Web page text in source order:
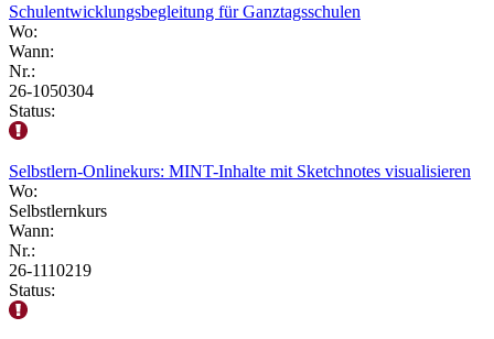
Schulentwicklungsbegleitung für Ganztagsschulen
Wo:
Wann:
Nr.:
26-1050304
Status:
Selbstlern-Onlinekurs: MINT-Inhalte mit Sketchnotes visualisieren
Wo:
Selbstlernkurs
Wann:
Nr.:
26-1110219
Status: